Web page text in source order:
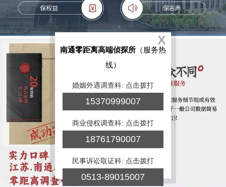
X
南通零距离高端侦探所 （服务热
线）
婚姻外遇调查科: 点击拨打
15370999007
商业侵权调查科: 点击拨打
18761790007
民事诉讼取证科: 点击拨打
0513-89015007